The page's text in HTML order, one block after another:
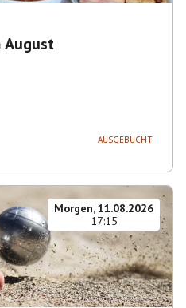
August
AUSGEBUCHT
Morgen, 11.08.2026
17:15